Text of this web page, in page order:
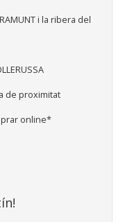
i la ribera del
de proximitat
online*